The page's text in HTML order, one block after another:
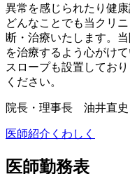
異常を感じられたり健
どんなことでも当クリ
断・治療いたします。
を治療するよう心がけ
スロープも設置してお
ください。
院長・理事長 油井直史
医師紹介くわしく
医師勤務表